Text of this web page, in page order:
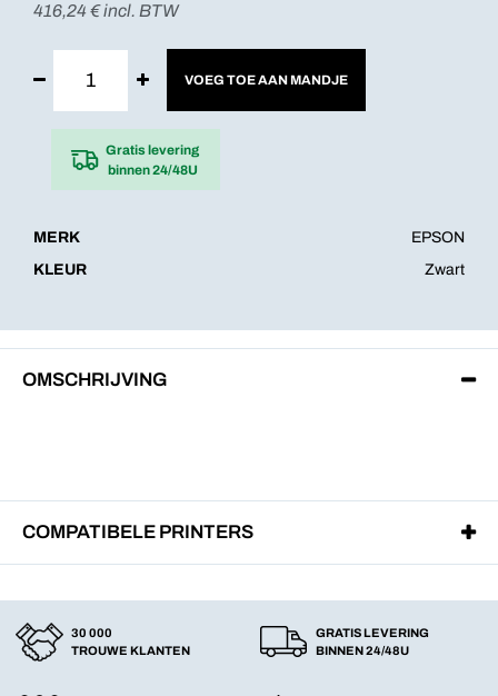
416,24€ incl. BTW
VOEG TOE AAN MANDJE
Gratis levering
binnen 24/48U
MERK
EPSON
KLEUR
Zwart
OMSCHRIJVING
COMPATIBELE PRINTERS
30 000
TROUWE KLANTEN
GRATIS LEVERING
BINNEN 24/48U